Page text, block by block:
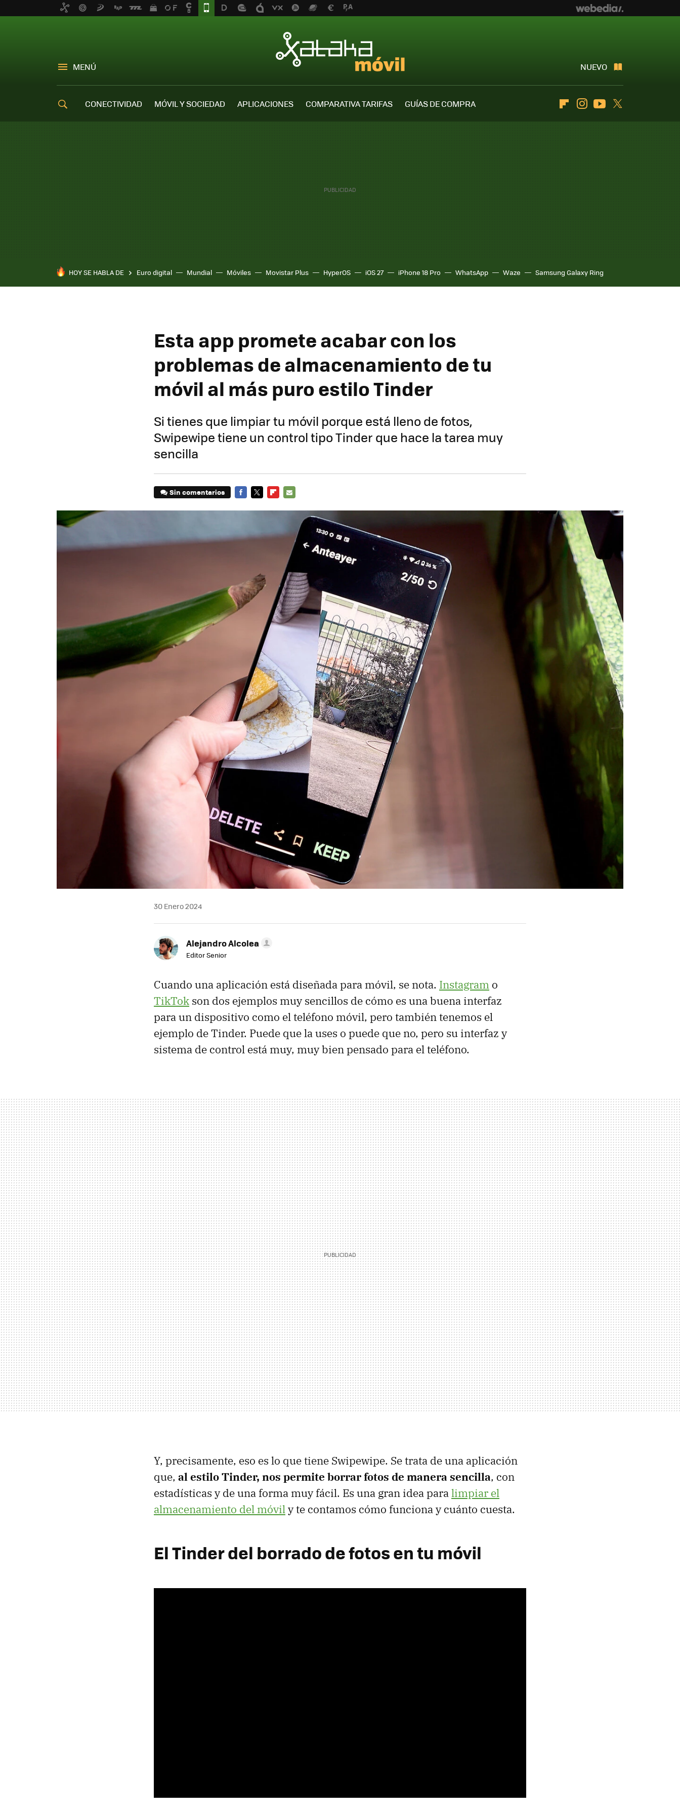
MENÚ NUEVO
CONECTIVIDAD MÓVIL Y SOCIEDAD APLICACIONES COMPARATIVA TARIFAS
GUÍAS DE COMPRA
FlipboardInstagramYoutube
HOY SE HABLA DE Euro digital Mundial Móviles Movistar Plus HyperOS iOS 27 iPhone 18 Pro WhatsApp Waze Samsung Galaxy Ring
Esta app promete acabar con los
problemas de almacenamiento de tu
móvil al más puro estilo Tinder
Si tienes que limpiar tu móvil porque está lleno de fotos,
Swipewipe tiene un control tipo Tinder que hace la tarea muy
sencilla
Sin comentarios
30 Enero 2024
Alejandro Alcolea
Editor Senior
Cuando una aplicación está diseñada para móvil, se nota. Instagram o
TikTok son dos ejemplos muy sencillos de cómo es una buena interfaz
para un dispositivo como el teléfono móvil, pero también tenemos el
ejemplo de Tinder. Puede que la uses o puede que no, pero su interfaz y
sistema de control está muy, muy bien pensado para el teléfono.
Y, precisamente, eso es lo que tiene Swipewipe. Se trata de una aplicación
que, al estilo Tinder, nos permite borrar fotos de manera sencilla, con
estadísticas y de una forma muy fácil. Es una gran idea paralimpiar el
almacenamiento del móvily te contamos cómo funciona y cuánto cuesta.
El Tinder del borrado de fotos en tu móvil